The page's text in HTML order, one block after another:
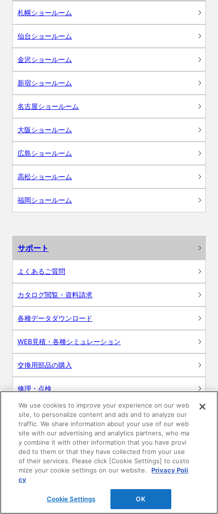
札幌ショールーム
仙台ショールーム
金沢ショールーム
新宿ショールーム
名古屋ショールーム
大阪ショールーム
広島ショールーム
高松ショールーム
福岡ショールーム
サポート
よくあるご質問
カタログ閲覧・資料請求
各種データダウンロード
WEB見積・各種シミュレーション
交換用部品の購入
修理・点検
お問い合わせ
ログイン
建築・設計関係者様向けサイト
ユーザー登録サービス
WEB見積システム
We use cookies to improve your experience on our web
site, to personalize content and ads and to analyze our
traffic. We share information about your use of our web
site with our advertising and analytics partners, who ma
y combine it with other information that you have provi
ded to them or that they have collected from your use
of their services. Please click [Cookie Settings] to custo
mize your cookie settings on our website.
Privacy Poli
cy
Cookie Settings OK